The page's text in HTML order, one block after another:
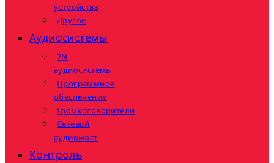
устройства
Другое
Аудиосистемы
2N
аудиосистемы
Программное
обеспечение
Громкоговорители
Сетевой
аудиомост
Контроль